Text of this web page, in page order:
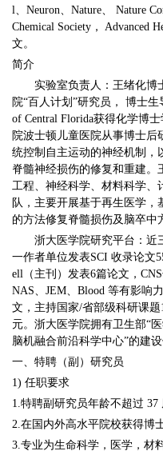
l、Neuron、Nature、 Nature
Chemical Society， Advanced
文。
简介
实验室负责人：王绪化博
院“百人计划”研究员， 博士
of Central Florida获得化学博
院波士顿儿童医院从事博士
统控制自主运动的神经机制，
脊髓神经损伤的修复和重建。
工程、神经科学、材料科学、
队，主要开展基于再生医学
的方法修复脊髓损伤及脑卒中
浙大医学院研究平台：近
一作者单位发表SCI 收录论文
ell（主刊）发表6篇论文，
NAS、JEM、Blood 等有影响
文，主持国家/省部级科研课
元。浙大医学院拥有卫生部“
脑机融合前沿科学中心”的建设
一、特聘（副）研究员
1) 任职要求
1.特聘副研究员年龄不超过 37
2.在国内外高水平院校获得博
3.专业为生命科学，医学，材